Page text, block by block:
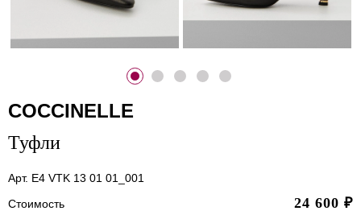
COCCINELLE
Туфли
Арт. E4 VTK 13 01 01_001
Стоимость
24 600 ₽